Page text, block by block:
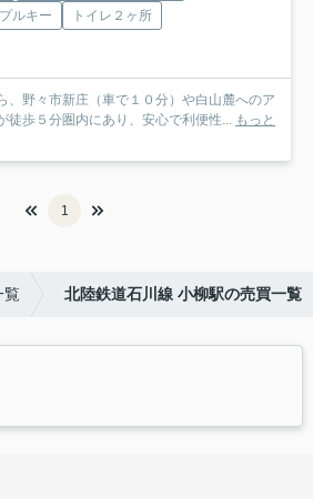
ルキー
トイレ２ヶ所
、野々市新庄（車で１０分）や白山麓へのア
歩５分圏内にあり、安心で利便性... もっと
1
覧 北陸鉄道石川線 小柳駅の売買一覧